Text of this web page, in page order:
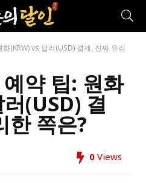
(KRW) vs 달러(USD) 결제, 진짜 유리
약 팁: 원화
(USD) 결
한 쪽은?
0 Views